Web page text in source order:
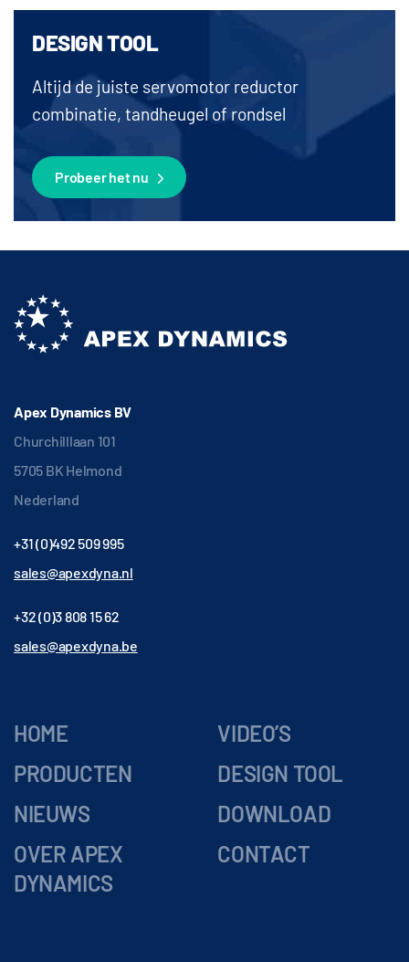
DESIGN TOOL
Altijd de juiste servomotor reductor
combinatie, tandheugel of rondsel
Probeer het nu
Apex Dynamics BV
Churchilllaan 101
5705 BK Helmond
Nederland
+31 (0)492 509 995
sales@apexdyna.nl
+32 (0)3 808 15 62
sales@apexdyna.be
HOME
PRODUCTEN
NIEUWS
OVER APEX
DYNAMICS
VIDEO’S
DESIGN TOOL
DOWNLOAD
CONTACT